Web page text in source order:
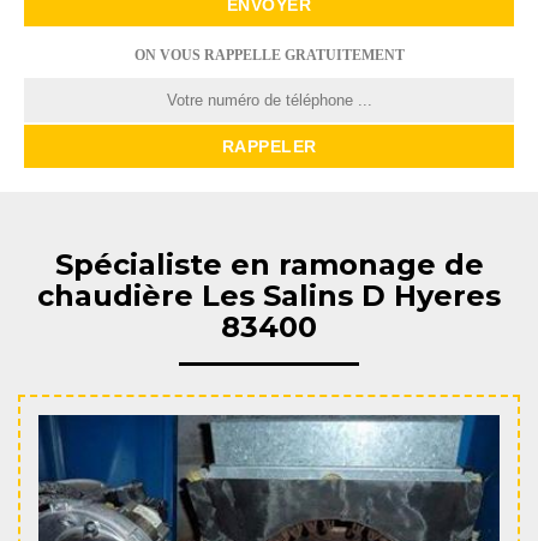
ON VOUS RAPPELLE GRATUITEMENT
Spécialiste en ramonage de
chaudière Les Salins D Hyeres
83400